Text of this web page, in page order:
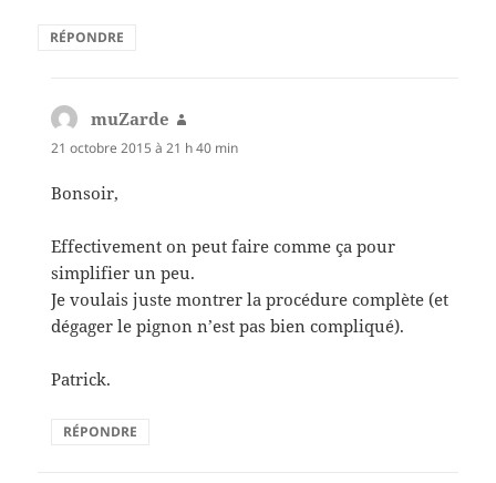
RÉPONDRE
muZarde
21 octobre 2015 à 21 h 40 min
Bonsoir,
Effectivement on peut faire comme ça pour
simplifier un peu.
Je voulais juste montrer la procédure complète (et
dégager le pignon n’est pas bien compliqué).
Patrick.
RÉPONDRE